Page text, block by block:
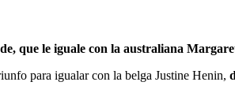
que le iguale con la australiana
para igualar con la belga Justine Henin,